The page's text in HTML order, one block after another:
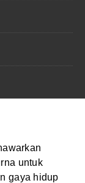
untuk
gaya hidup